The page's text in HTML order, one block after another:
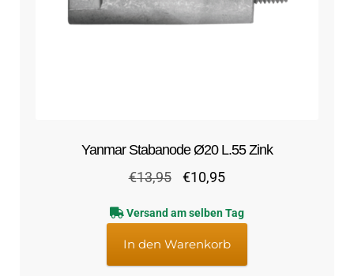
Yanmar Stabanode Ø20 L.55 Zink
€13,95
Ursprünglicher
war:
€13,95
€10,95Aktueller
ist:
€10,95.
Versand am selben Tag
In den Warenkorb